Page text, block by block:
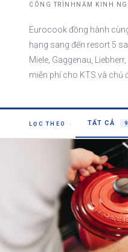
SỐ ĐIỆN THOẠI*
EMAIL
NỘI DUNG YÊU CẦU
CÔNG TRÌNH NĂM KINH
Eurocook đồng hành
hạng sang đến resort 5
Miele, Gaggenau,
miễn phí cho KTS và chủ
LỌC THEO TẤT CẢ 9